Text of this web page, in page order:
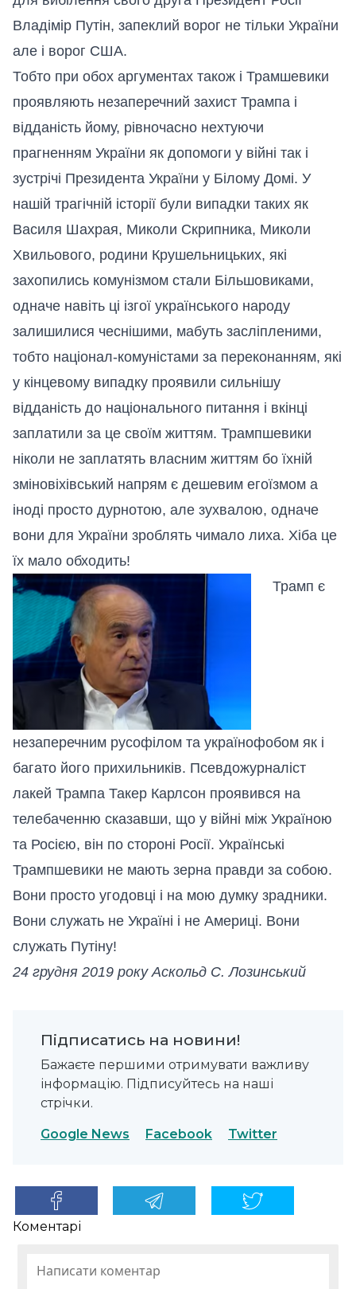
Владімір Путін, запеклий ворог не тільки України
але і ворог США.
Тобто при обох аргументах також і Трамшевики
проявляють незаперечний захист Трампа і
відданість йому, рівночасно нехтуючи
прагненням України як допомоги у війні так і
зустрічі Президента України у Білому Домі. У
нашій трагічній історії були випадки таких як
Василя Шахрая, Миколи Скрипника, Миколи
Хвильового, родини Крушельницьких, які
захопились комунізмом стали Більшовиками,
одначе навіть ці ізгої українського народу
залишилися чеснішими, мабуть засліпленими,
тобто націонал-комуністами за переконанням, які
у кінцевому випадку проявили сильнішу
відданість до національного питання і вкінці
заплатили за це своїм життям. Трампшевики
ніколи не заплатять власним життям бо їхній
зміновіхівський напрям є дешевим егоїзмом а
іноді просто дурнотою, але зухвалою, одначе
вони для України зроблять чимало лиха. Хіба це
їх мало обходить!
Трамп є
незаперечним русофілом та українофобом як і
багато його прихильників. Псевдожурналіст
лакей Трампа Такер Карлсон проявився на
телебаченню сказавши, що у війні між Україною
та Росією, він по стороні Росії. Українські
Трампшевики не мають зерна правди за собою.
Вони просто угодовці і на мою думку зрадники.
Вони служать не Україні і не Америці. Вони
служать Путіну!
24 грудня 2019 року Аскольд С. Лозинський
Підписатись на новини!
Бажаєте першими отримувати важливу
інформацію. Підписуйтесь на наші
стрічки.
Google News Facebook Twitter
Коментарі